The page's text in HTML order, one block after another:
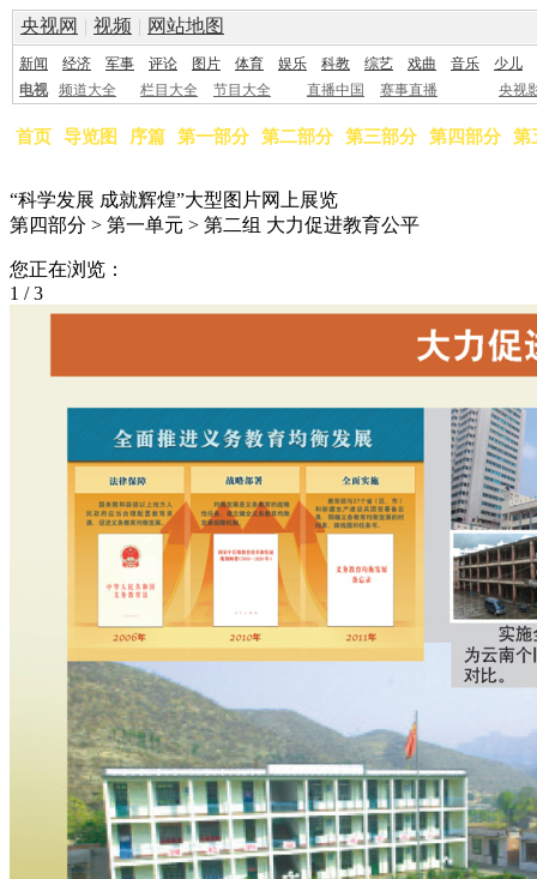
央视网 | 视频 | 网站地图
新闻 经济 军事 评论 图片 体育 娱乐 科教 综艺 戏曲 音乐
少儿
电视
频道大全 栏目大全 节目大全 直播中国 赛事直播 央视
首页 导览图 序篇 第一部分 第二部分 第三部分 第四部分 第
“科学发展 成就辉煌”大型图片网上展览
第四部分 > 第一单元 > 第二组 大力促进教育公平
您正在浏览：
1 /3